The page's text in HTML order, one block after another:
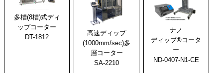
多槽(8槽)式ディ
ップコーター
DT-1812
高速ディップ
(1000mm/sec)多
層コーター
SA-2210
ナノ
ディップ®コータ
ー
ND-0407-N1-CE